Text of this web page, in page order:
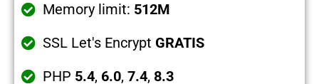
Memory limit: 512M
SSL Let's Encrypt GRATIS
PHP 5.4, 6.0, 7.4, 8.3